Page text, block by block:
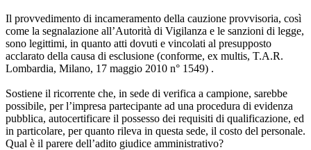
Il provvedimento di incameramento della cauzione provvisoria, così
come la segnalazione all’Autorità di Vigilanza e le sanzioni di legge,
sono legittimi, in quanto atti dovuti e vincolati al presupposto
acclarato della causa di esclusione (conforme, ex multis, T.A.R.
Lombardia, Milano, 17 maggio 2010 n° 1549) .
Sostiene il ricorrente che, in sede di verifica a campione, sarebbe
possibile, per l’impresa partecipante ad una procedura di evidenza
pubblica, autocertificare il possesso dei requisiti di qualificazione, ed
in particolare, per quanto rileva in questa sede, il costo del personale.
Qual è il parere dell’adito giudice amministrativo?